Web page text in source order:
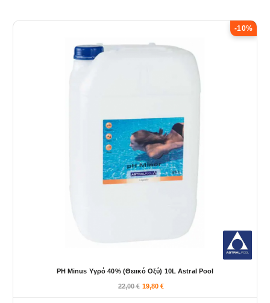
-10%
PH Minus Υγρό 40% (θειικό Οξύ) 10L Astral Pool
22,00€ 19,80€